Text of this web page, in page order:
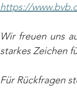
https://
Wir freuen uns
starkes Zeichen
Für Rückfragen